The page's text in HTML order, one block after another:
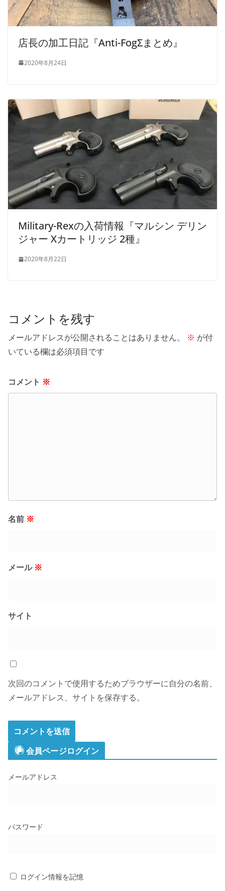
店長の加工日記『Anti-FogΣまとめ』
2020年8月24日
Military-Rexの入荷情報『マルシン デリン
ジャー Xカートリッジ 2種』
2020年8月22日
コメントを残す
メールアドレスが公開されることはありません。 ※ が付
いている欄は必須項目です
コメント ※
名前 ※
メール ※
サイト
次回のコメントで使用するためブラウザーに自分の名前、
メールアドレス、サイトを保存する。
会員ページログイン
メールアドレス
パスワード
ログイン情報を記憶